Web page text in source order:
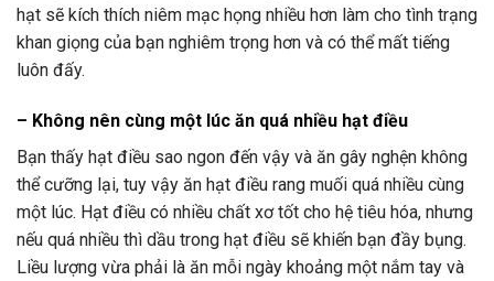
hạt sẽ kích thích niêm mạc họng nhiều hơn làm cho tình trạng
khan giọng của bạn nghiêm trọng hơn và có thể mất tiếng
luôn đấy.
– Không nên cùng một lúc ăn quá nhiều hạt điều
Bạn thấy hạt điều sao ngon đến vậy và ăn gây nghện không
thể cưỡng lại, tuy vậy ăn hạt điều rang muối quá nhiều cùng
một lúc. Hạt điều có nhiều chất xơ tốt cho hệ tiêu hóa, nhưng
nếu quá nhiều thì dầu trong hạt điều sẽ khiến bạn đầy bụng.
Liều lượng vừa phải là ăn mỗi ngày khoảng một nắm tay và